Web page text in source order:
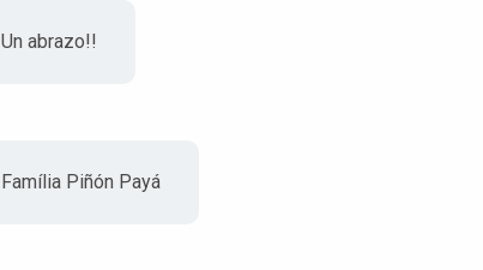
Un abrazo!!
Família Piñón Payá